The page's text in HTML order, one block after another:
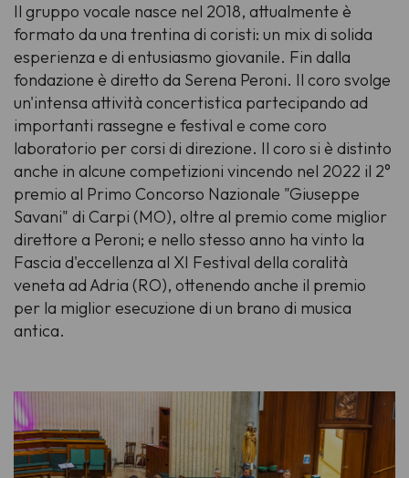
Il gruppo vocale nasce nel 2018, attualmente è
formato da una trentina di coristi: un mix di solida
esperienza e di entusiasmo giovanile. Fin dalla
fondazione è diretto da Serena Peroni. Il coro svolge
un'intensa attività concertistica partecipando ad
importanti rassegne e festival e come coro
laboratorio per corsi di direzione. Il coro si è distinto
anche in alcune competizioni vincendo nel 2022 il 2°
premio al Primo Concorso Nazionale "Giuseppe
Savani" di Carpi (MO), oltre al premio come miglior
direttore a Peroni; e nello stesso anno ha vinto la
Fascia d'eccellenza al XI Festival della coralità
veneta ad Adria (RO), ottenendo anche il premio
per la miglior esecuzione di un brano di musica
antica.